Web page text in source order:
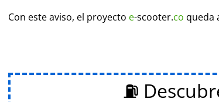
Con este aviso, el proyecto e-scooter.co queda
⛽